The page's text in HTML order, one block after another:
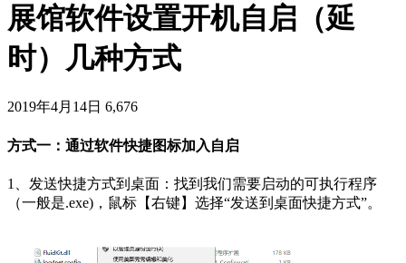
展馆软件设置开机自启（延
时）几种方式
2019年4月14日 6,676
方式一：通过软件快捷图标加入自启
1、发送快捷方式到桌面：找到我们需要启动的可执行程序
（一般是.exe)，鼠标【右键】选择“发送到桌面快捷方式”。